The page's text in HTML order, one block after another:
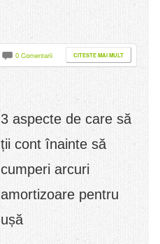
0 Comentarii CITESTE MAI MULT
3 aspecte de care să
ții cont înainte să
cumperi arcuri
amortizoare pentru
ușă